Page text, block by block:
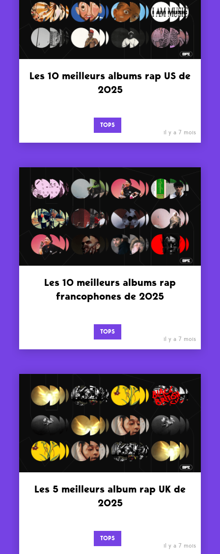
Les 10 meilleurs albums rap US de
2025
TOPS
il y a 7 mois
Les 10 meilleurs albums rap
francophones de 2025
TOPS
il y a 7 mois
Les 5 meilleurs album rap UK de
2025
TOPS
il y a 7 mois